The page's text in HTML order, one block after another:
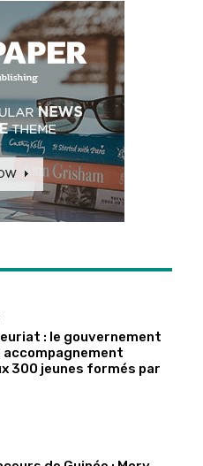
: le gouvernement
accompagnement
300 jeunes formés par